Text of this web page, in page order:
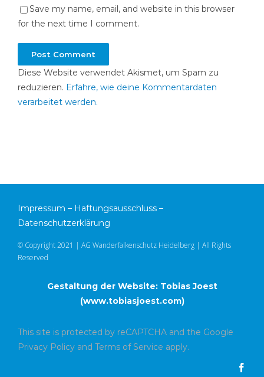
Save my name, email, and website in this browser
for the next time I comment.
Diese Website verwendet Akismet, um Spam zu
reduzieren. Erfahre, wie deine Kommentardaten
verarbeitet werden.
Impressum – Haftungsausschluss –
Datenschutzerklärung
© Copyright 2021 | AG Wanderfalkenschutz Heidelberg | All Rights
Reserved
Gestaltung der Website: Tobias Joest
(www.tobiasjoest.com)
This site is protected by reCAPTCHA and the Google
Privacy Policy and Terms of Service apply.